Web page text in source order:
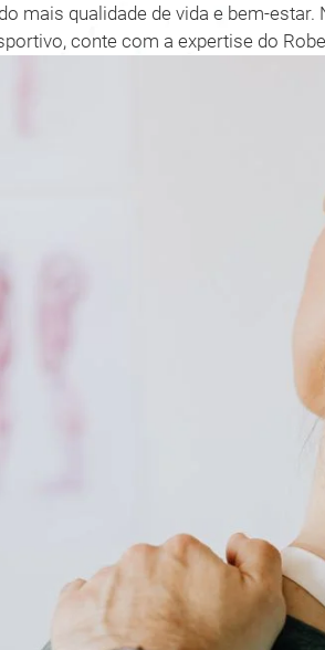
mais qualidade de vida e bem-estar.
conte com a expertise do